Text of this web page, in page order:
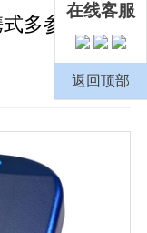
多参数光度
在线客服
返回顶部